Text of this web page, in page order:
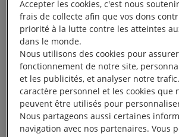
novembre 2023.
Le 24 février 2022, la Russie
à cette invasion, Alexandra
rester indifférente. Pour l’artiste
une action s’impose pour éveiller
contrecarrer le récit officiel des
guerre. « Non à la guerre » sera son
Accepter les cookies, c'est nous
frais de collecte afin que vos dons
priorité à la lutte contre les atteintes
dans le monde.
Nous utilisons des cookies pour
fonctionnement de notre site,
et les publicités, et analyser notre
caractère personnel et les cookies que
peuvent être utilisés pour
Nous partageons aussi certaines
navigation avec nos partenaires. Vous